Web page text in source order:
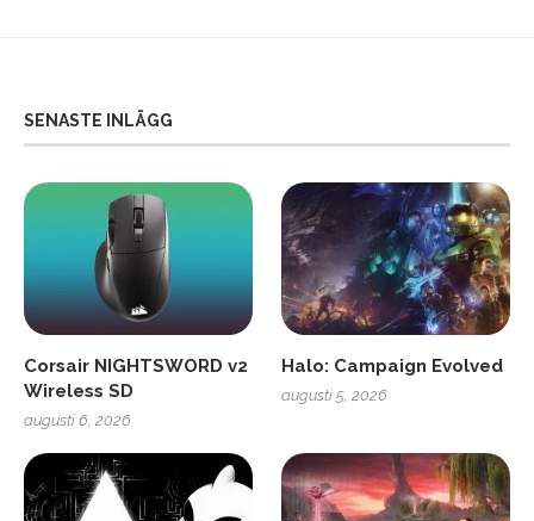
SENASTE INLÄGG
Corsair NIGHTSWORD v2
Wireless SD
augusti 6, 2026
Halo: Campaign Evolved
augusti 5, 2026